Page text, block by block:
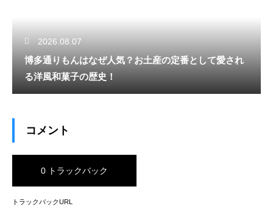
2026.08.07
博多通りもんはなぜ人気？お土産の定番として愛され
る洋風和菓子の歴史！
コメント
0 トラックバック
トラックバックURL